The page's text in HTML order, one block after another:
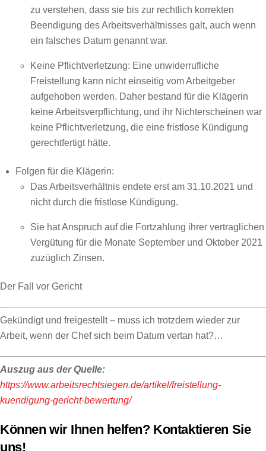
zu verstehen, dass sie bis zur rechtlich korrekten
Beendigung des Arbeitsverhältnisses galt, auch wenn
ein falsches Datum genannt war.
Keine Pflichtverletzung: Eine unwiderrufliche
Freistellung kann nicht einseitig vom Arbeitgeber
aufgehoben werden. Daher bestand für die Klägerin
keine Arbeitsverpflichtung, und ihr Nichterscheinen war
keine Pflichtverletzung, die eine fristlose Kündigung
gerechtfertigt hätte.
Folgen für die Klägerin:
Das Arbeitsverhältnis endete erst am 31.10.2021 und
nicht durch die fristlose Kündigung.
Sie hat Anspruch auf die Fortzahlung ihrer vertraglichen
Vergütung für die Monate September und Oktober 2021
zuzüglich Zinsen.
Der Fall vor Gericht
Gekündigt und freigestellt – muss ich trotzdem wieder zur
Arbeit, wenn der Chef sich beim Datum vertan hat?…
Auszug aus der Quelle:
https://www.arbeitsrechtsiegen.de/artikel/freistellung-
kuendigung-gericht-bewertung/
Können wir Ihnen helfen? Kontaktieren Sie
uns!